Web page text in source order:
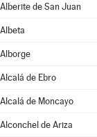
Alberite de San Juan
Albeta
Alborge
Alcalá de Ebro
Alcalá de Moncayo
Alconchel de Ariza